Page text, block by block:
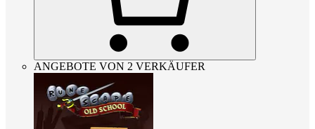
ANGEBOTE VON 2 VERKÄUFER